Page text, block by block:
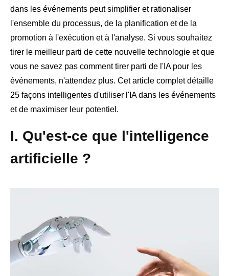
dans les événements peut simplifier et rationaliser
l'ensemble du processus, de la planification et de la
promotion à l'exécution et à l'analyse. Si vous souhaitez
tirer le meilleur parti de cette nouvelle technologie et que
vous ne savez pas comment tirer parti de l'IA pour les
événements, n'attendez plus. Cet article complet détaille
25 façons intelligentes d'utiliser l'IA dans les événements
et de maximiser leur potentiel.
I. Qu'est-ce que l'intelligence
artificielle ?